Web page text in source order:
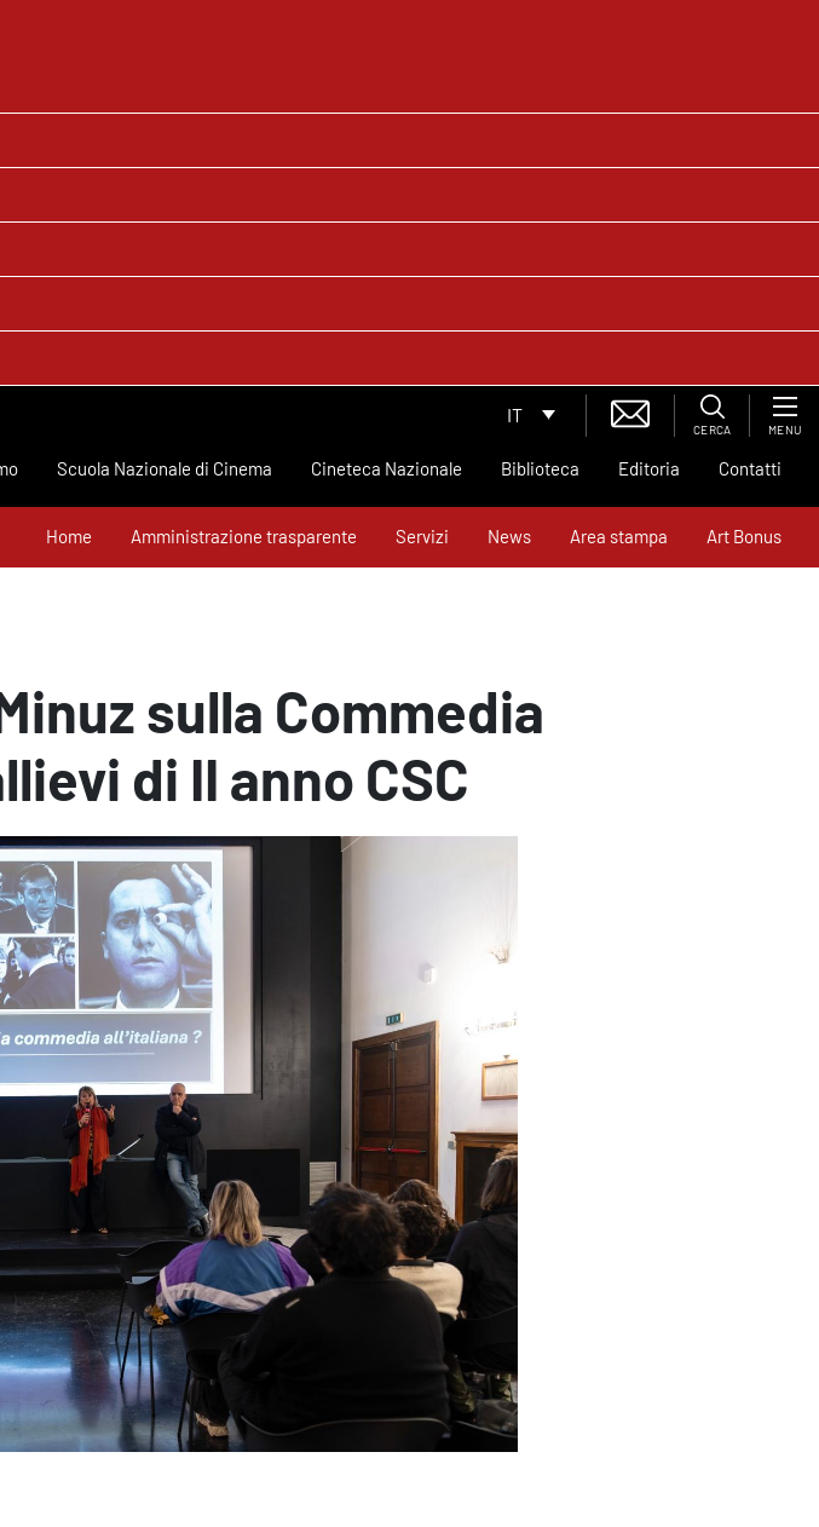
IT
CERCA MENU
Scuola Nazionale di Cinema Cineteca Nazionale Biblioteca Editoria Contatti
Home Amministrazione trasparente Servizi News Area stampa Art Bonus
sulla Commedia
di II anno CSC